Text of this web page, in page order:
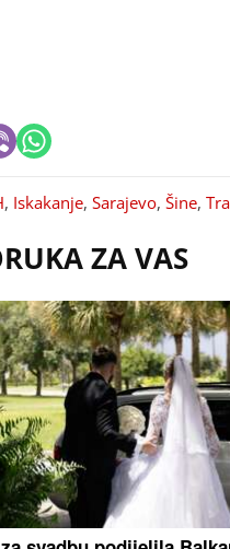
, Iskakanje,Sarajevo,Šine,
ZA VAS